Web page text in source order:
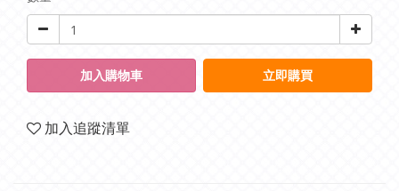
加入購物車 立即購買
加入追蹤清單